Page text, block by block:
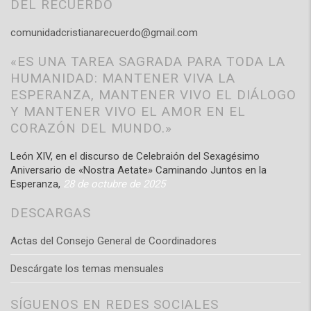
DEL RECUERDO
comunidadcristianarecuerdo@gmail.com
«ES UNA TAREA SAGRADA PARA TODA LA
HUMANIDAD: MANTENER VIVA LA
ESPERANZA, MANTENER VIVO EL DIÁLOGO
Y MANTENER VIVO EL AMOR EN EL
CORAZÓN DEL MUNDO.»
León XIV, en el discurso de Celebraión del Sexagésimo
Aniversario de «Nostra Aetate» Caminando Juntos en la
Esperanza, 28 de octubre de 2025
DESCARGAS
Actas del Consejo General de Coordinadores
Descárgate los temas mensuales
SÍGUENOS EN REDES SOCIALES